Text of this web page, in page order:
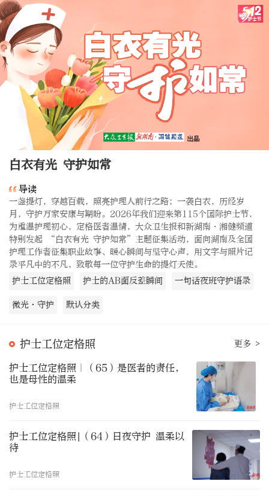
白衣有光 守护如常
导读
一盏提灯，穿越百载，照亮护理人前行之路；一袭白衣，历经岁
月，守护万家安康与期盼。2026年我们迎来第115个国际护士节，
为重温护理初心，定格医者温情，大众卫生报和新湖南・湘健频道
特别发起 “白衣有光 守护如常”主题征集活动，面向湖南及全国
护理工作者征集职业故事、暖心瞬间与坚守心声，用文字与照片记
录平凡中的不凡，致敬每一位守护生命的提灯天使。
护士工位定格照
护士的AB面反差瞬间 一句话夜班守护语录
微光·守护 默认分类
护士工位定格照 更多 >
护士工位定格照｜（65）是医者的责任，
也是母性的温柔
护士工位定格照
护士工位定格照|（64）日夜守护 温柔以
待
护士工位定格照